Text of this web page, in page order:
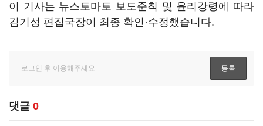
이 기사는 뉴스토마토 보도준칙 및 윤리강령에 따라
김기성 편집국장이 최종 확인·수정했습니다.
댓글 0